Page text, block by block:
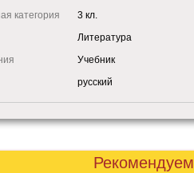
категория
3 кл.
Литература
Учебник
русский